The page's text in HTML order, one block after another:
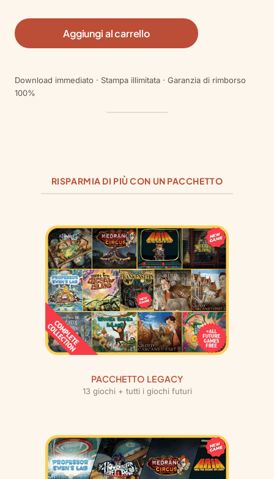
Aggiungi al carrello
Download immediato · Stampa illimitata · Garanzia di rimborso
100%
RISPARMIA DI PIÙ CON UN PACCHETTO
PACCHETTO LEGACY
13 giochi + tutti i giochi futuri